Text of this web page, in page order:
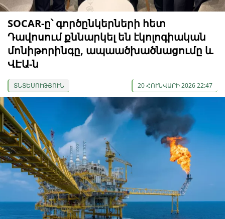
SOCAR-ը՝ գործընկերների հետ
Դավոսում քննարկել են էկոլոգիական
մոնիթորինգը, ապաածխածնացումը և
ՎԷԱ-ն
ՏՆՏԵՍՈՒԹՅՈՒՆ 20 ՀՈՒՆՎԱՐԻ 2026 22:47